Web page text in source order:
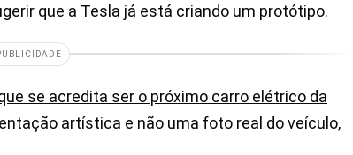
que a Tesla já está criando um protótipo.
se acredita ser o próximo carro elétrico da
artística e não uma foto real do veículo,